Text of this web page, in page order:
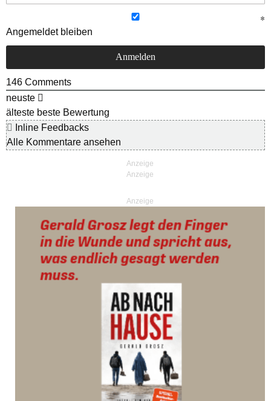
Angemeldet bleiben
146 Comments
neuste
älteste beste Bewertung
Inline Feedbacks
Alle Kommentare ansehen
Anzeige